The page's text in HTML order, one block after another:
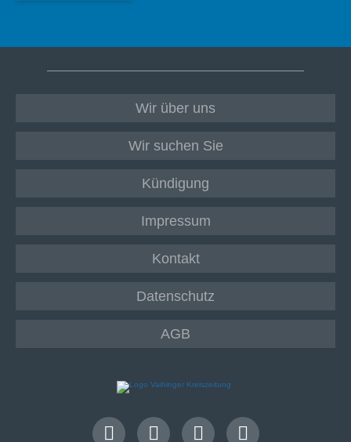
Wir über uns
Wir suchen Sie
Kündigung
Impressum
Kontakt
Datenschutz
AGB